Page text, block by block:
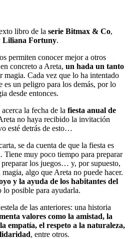
libro de la serie Bitmax & Co,
Liliana Fortuny.
permiten conocer mejor a otros
concreto a Areta, un hada un tanto
magia. Cada vez que lo ha intentado
es un peligro para los demás, por lo
desde entonces.
la fecha de la fiesta anual de
no haya recibido la invitación
esté detrás de esto…
se da cuenta de que la fiesta es
Tiene muy poco tiempo para preparar
los juegos… y, por supuesto,
algo que Areta no puede hacer.
y la ayuda de los habitantes del
lo posible para ayudarla.
de las anteriores: una historia
valores como la amistad, la
empatía, el respeto a la naturaleza,
, entre otros.